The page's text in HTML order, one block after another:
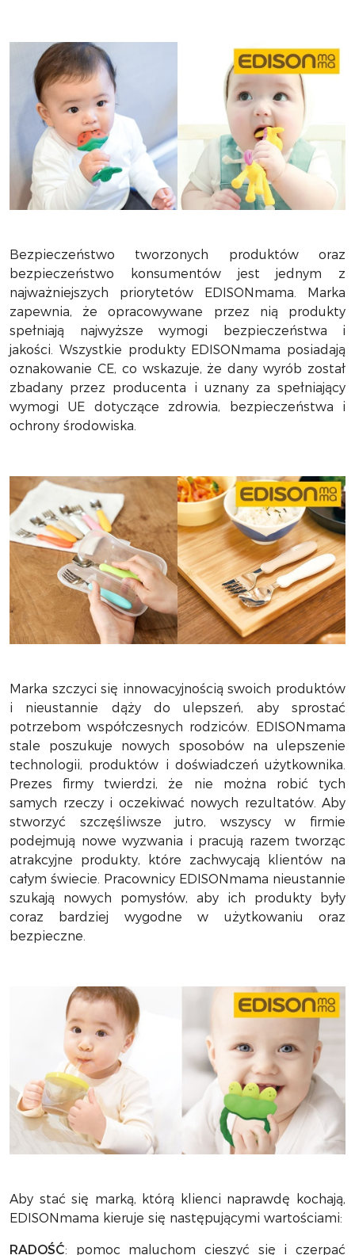
Bezpieczeństwo tworzonych produktów oraz
bezpieczeństwo konsumentów jest jednym z
najważniejszych priorytetów EDISONmama. Marka
zapewnia, że opracowywane przez nią produkty
spełniają najwyższe wymogi bezpieczeństwa i
jakości. Wszystkie produkty EDISONmama posiadają
oznakowanie CE, co wskazuje, że dany wyrób został
zbadany przez producenta i uznany za spełniający
wymogi UE dotyczące zdrowia, bezpieczeństwa i
ochrony środowiska.
Marka szczyci się innowacyjnością swoich produktów
i nieustannie dąży do ulepszeń, aby sprostać
potrzebom współczesnych rodziców. EDISONmama
stale poszukuje nowych sposobów na ulepszenie
technologii, produktów i doświadczeń użytkownika.
Prezes firmy twierdzi, że nie można robić tych
samych rzeczy i oczekiwać nowych rezultatów. Aby
stworzyć szczęśliwsze jutro, wszyscy w firmie
podejmują nowe wyzwania i pracują razem tworząc
atrakcyjne produkty, które zachwycają klientów na
całym świecie. Pracownicy EDISONmama nieustannie
szukają nowych pomysłów, aby ich produkty były
coraz bardziej wygodne w użytkowaniu oraz
bezpieczne.
Aby stać się marką, którą klienci naprawdę kochają,
EDISONmama kieruje się następującymi wartościami:
RADOŚĆ: pomoc maluchom cieszyć się i czerpać